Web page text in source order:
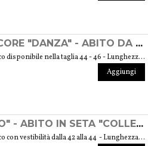
TERSICORE "DANZA" - ABITO DA DONNA "COLLEZIONE DELLE MUSE"
Pezzo unico disponibile nella taglia 44 - 46 - Lunghezza dalla vita all'orlo cm. 60 GUIDA ALLE TAGLIE
Aggiungi
"ERATO" - ABITO IN SETA "COLLEZIONE DELLE MUSE"
Pezzo unico con vestibilità dalla 42 alla 44 - Lunghezza dalla vita all'orlo cm. 55 GUIDA ALLE TAGLIE